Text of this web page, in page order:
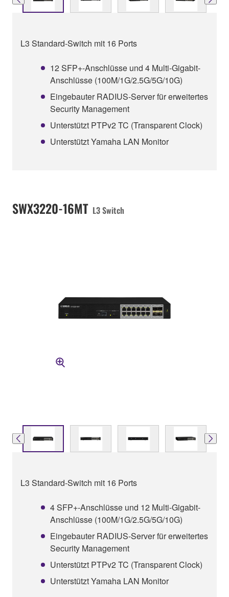
L3 Standard-Switch mit 16 Ports
12 SFP+-Anschlüsse und 4 Multi-Gigabit-
Anschlüsse (100M/1G/2.5G/5G/10G)
Eingebauter RADIUS-Server für erweitertes
Security Management
Unterstützt PTPv2 TC (Transparent Clock)
Unterstützt Yamaha LAN Monitor
SWX3220-16MT L3 Switch
L3 Standard-Switch mit 16 Ports
4 SFP+-Anschlüsse und 12 Multi-Gigabit-
Anschlüsse (100M/1G/2.5G/5G/10G)
Eingebauter RADIUS-Server für erweitertes
Security Management
Unterstützt PTPv2 TC (Transparent Clock)
Unterstützt Yamaha LAN Monitor